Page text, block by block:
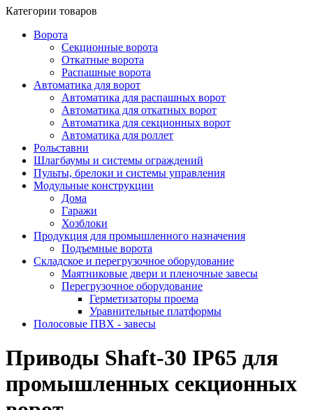
Категории товаров
Ворота
Секционные ворота
Откатные ворота
Распашные ворота
Автоматика для ворот
Автоматика для распашных ворот
Автоматика для откатных ворот
Автоматика для секционных ворот
Автоматика для роллет
Рольставни
Шлагбаумы и системы ограждений
Пульты, брелоки и системы управления
Модульные конструкции
Дома
Гаражи
Хозблоки
Продукция для промышленного назначения
Подъемные ворота
Складское и перегрузочное оборудование
Маятниковые двери и пленочные завесы
Перегрузочное оборудование
Герметизаторы проема
Уравнительные платформы
Полосовые ПВХ - завесы
Приводы Shaft-30 IP65 для
промышленных секционных